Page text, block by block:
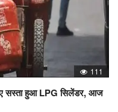
111
सस्ता हुआ LPG सिलेंडर, आज